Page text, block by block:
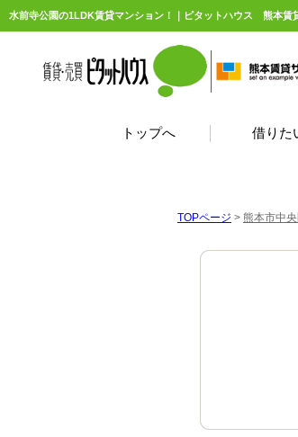
水前寺公園の1LDK賃貸マンション！｜ピタットハウス 熊本賃
トップへ 借りた
TOPページ > 熊本市中